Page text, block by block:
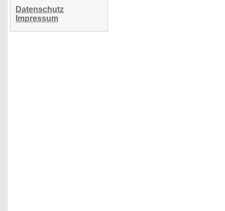
Datenschutz
Impressum